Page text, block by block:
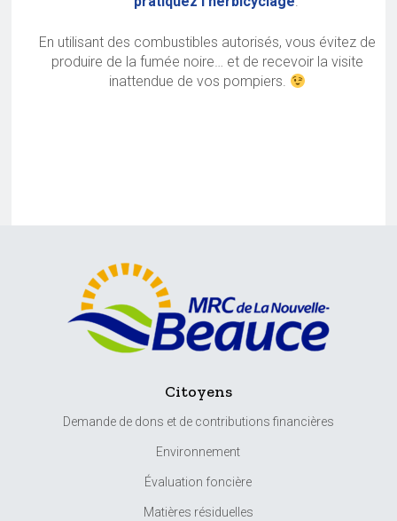
En utilisant des combustibles autorisés, vous évitez de
produire de la fumée noire… et de recevoir la visite
inattendue de vos pompiers.
Citoyens
Demande de dons et de contributions financières
Environnement
Évaluation foncière
Matières résiduelles